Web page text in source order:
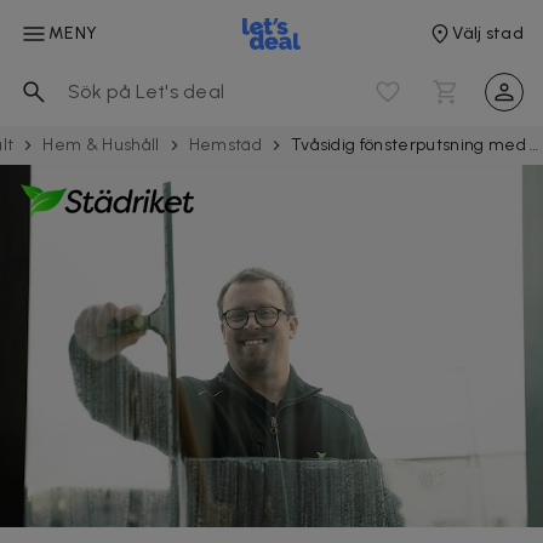
MENY Välj stad
Hem & Hushåll Hemstäd Tvåsidig fönsterputsning med Städriket i södra Skåne med omnejd